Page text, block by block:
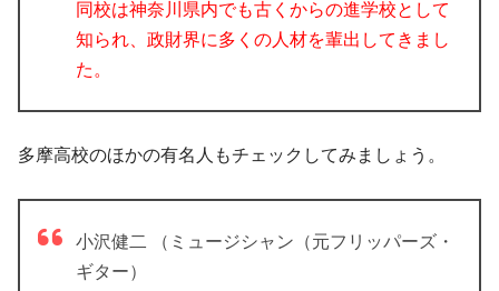
同校は神奈川県内でも古くからの進学校として
知られ、政財界に多くの人材を輩出してきまし
た。
多摩高校のほかの有名人もチェックしてみましょう。
小沢健二 （ミュージシャン（元フリッパーズ・
ギター）